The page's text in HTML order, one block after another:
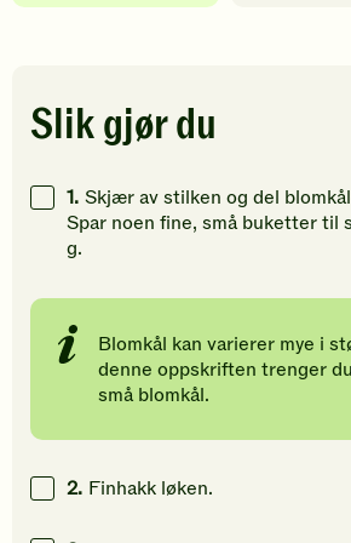
Klikk
for
gi
din
vurdering.
din
vurdering.
Slik gjør du
1. Skjær av stilken og del
Spar noen fine, små buketter til
g.
Blomkål kan varierer mye i
denne oppskriften trenger
små blomkål.
2. Finhakk løken.